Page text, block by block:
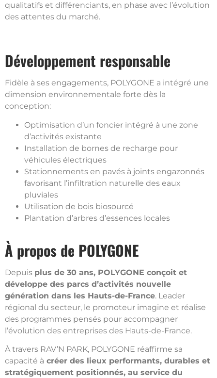
qualitatifs et différenciants, en phase avec l’évolution
des attentes du marché.
Développement responsable
Fidèle à ses engagements, POLYGONE a intégré une
dimension environnementale forte dès la
conception:
Optimisation d’un foncier intégré à une zone
d’activités existante
Installation de bornes de recharge pour
véhicules électriques
Stationnements en pavés à joints engazonnés
favorisant l’infiltration naturelle des eaux
pluviales
Utilisation de bois biosourcé
Plantation d’arbres d’essences locales
À propos de POLYGONE
Depuis plus de 30 ans, POLYGONE conçoit et
développe des parcs d’activités nouvelle
génération dans les Hauts-de-France. Leader
régional du secteur, le promoteur imagine et réalise
des programmes pensés pour accompagner
l’évolution des entreprises des Hauts-de-France.
À travers RAV’N PARK, POLYGONE réaffirme sa
capacité à créer des lieux performants, durables et
stratégiquement positionnés, au service du